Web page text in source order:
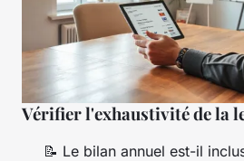
Vérifier l'exhaustivité de la
📝 Le bilan annuel est-il